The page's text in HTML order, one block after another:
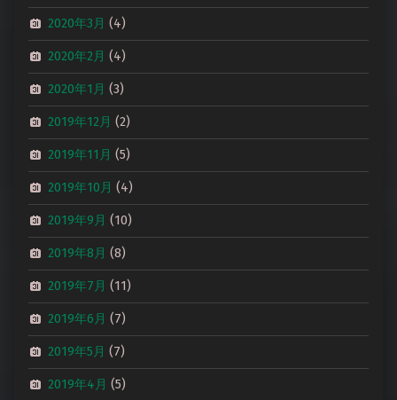
2020年3月 (4)
2020年2月 (4)
2020年1月 (3)
2019年12月 (2)
2019年11月 (5)
2019年10月 (4)
2019年9月 (10)
2019年8月 (8)
2019年7月 (11)
2019年6月 (7)
2019年5月 (7)
2019年4月 (5)